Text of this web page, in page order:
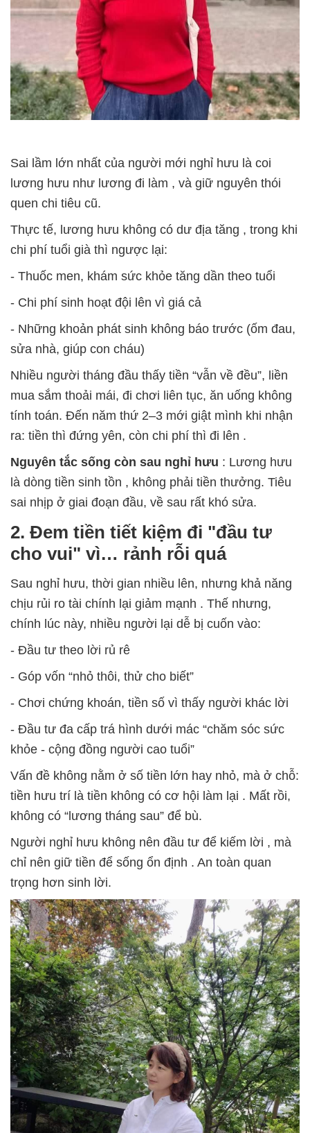
Sai lầm lớn nhất của người mới nghỉ hưu là coi
lương hưu như lương đi làm , và giữ nguyên thói
quen chi tiêu cũ.
Thực tế, lương hưu không có dư địa tăng , trong khi
chi phí tuổi già thì ngược lại:
- Thuốc men, khám sức khỏe tăng dần theo tuổi
- Chi phí sinh hoạt đội lên vì giá cả
- Những khoản phát sinh không báo trước (ốm đau,
sửa nhà, giúp con cháu)
Nhiều người tháng đầu thấy tiền “vẫn về đều”, liền
mua sắm thoải mái, đi chơi liên tục, ăn uống không
tính toán. Đến năm thứ 2–3 mới giật mình khi nhận
ra: tiền thì đứng yên, còn chi phí thì đi lên .
Nguyên tắc sống còn sau nghỉ hưu : Lương hưu
là dòng tiền sinh tồn , không phải tiền thưởng. Tiêu
sai nhịp ở giai đoạn đầu, về sau rất khó sửa.
2. Đem tiền tiết kiệm đi "đầu tư
cho vui" vì… rảnh rỗi quá
Sau nghỉ hưu, thời gian nhiều lên, nhưng khả năng
chịu rủi ro tài chính lại giảm mạnh . Thế nhưng,
chính lúc này, nhiều người lại dễ bị cuốn vào:
- Đầu tư theo lời rủ rê
- Góp vốn “nhỏ thôi, thử cho biết”
- Chơi chứng khoán, tiền số vì thấy người khác lời
- Đầu tư đa cấp trá hình dưới mác “chăm sóc sức
khỏe - cộng đồng người cao tuổi”
Vấn đề không nằm ở số tiền lớn hay nhỏ, mà ở chỗ:
tiền hưu trí là tiền không có cơ hội làm lại . Mất rồi,
không có “lương tháng sau” để bù.
Người nghỉ hưu không nên đầu tư để kiếm lời , mà
chỉ nên giữ tiền để sống ổn định . An toàn quan
trọng hơn sinh lời.